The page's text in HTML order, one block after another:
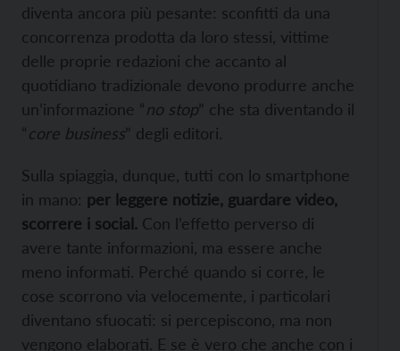
diventa ancora più pesante: sconfitti da una
concorrenza prodotta da loro stessi, vittime
delle proprie redazioni che accanto al
quotidiano tradizionale devono produrre anche
un’informazione “no stop” che sta diventando il
“core business” degli editori.
Sulla spiaggia, dunque, tutti con lo smartphone
in mano: per leggere notizie, guardare video,
scorrere i social. Con l’effetto perverso di
avere tante informazioni, ma essere anche
meno informati. Perché quando si corre, le
cose scorrono via velocemente, i particolari
diventano sfuocati: si percepiscono, ma non
vengono elaborati. E se è vero che anche con i